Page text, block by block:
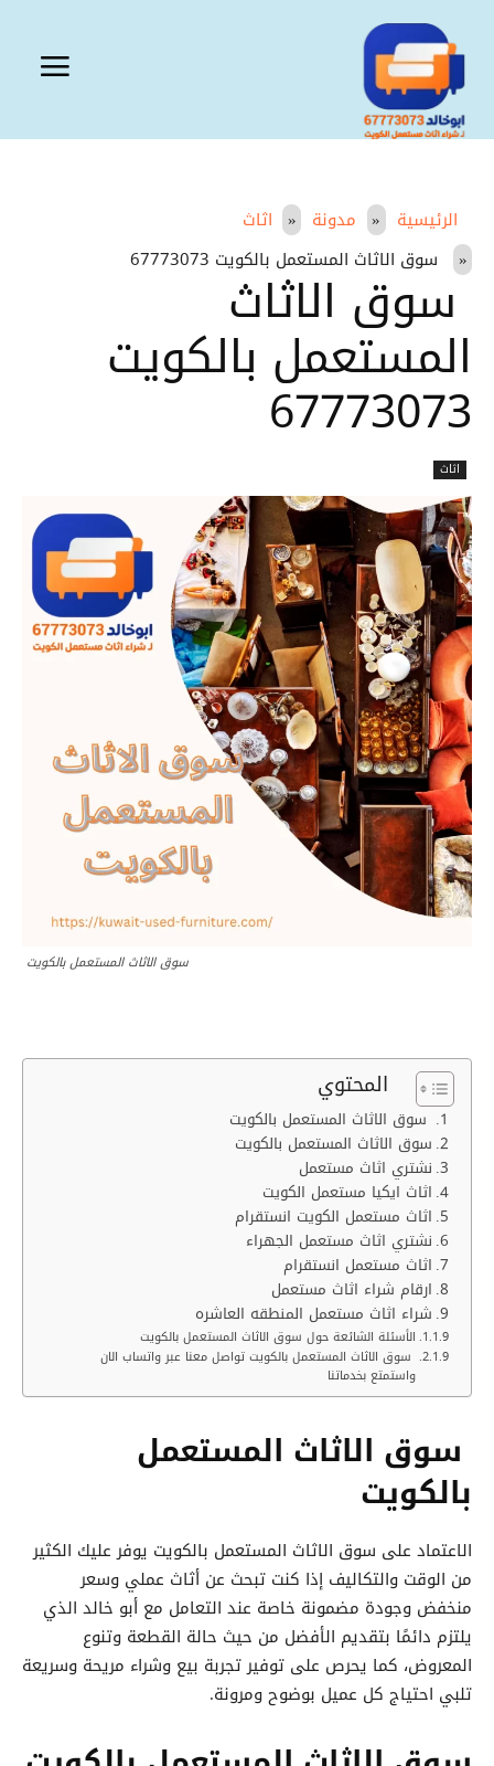
الرئيسية مدونة
اثاث
سوق الاثاث المستعمل بالكويت 67773073
سوق الاثاث
المستعمل بالكويت
67773073
اثاث
سوق الاثاث المستعمل بالكويت
المحتوي
سوق الاثاث المستعمل بالكويت
سوق الاثاث المستعمل بالكويت
نشتري اثاث مستعمل
اثاث ايكيا مستعمل الكويت
اثاث مستعمل الكويت انستقرام
نشتري اثاث مستعمل الجهراء
اثاث مستعمل انستقرام
ارقام شراء اثاث مستعمل
شراء اثاث مستعمل المنطقه العاشره
الأسئلة الشائعة حول سوق الاثاث المستعمل بالكويت
سوق الاثاث المستعمل بالكويت تواصل معنا عبر واتساب الان
واستمتع بخدماتنا
سوق الاثاث المستعمل
بالكويت
الاعتماد على سوق الاثاث المستعمل بالكويت يوفر عليك الكثير
من الوقت والتكاليف إذا كنت تبحث عن أثاث عملي وسعر
منخفض وجودة مضمونة خاصة عند التعامل مع أبو خالد الذي
يلتزم دائمًا بتقديم الأفضل من حيث حالة القطعة وتنوع
المعروض، كما يحرص على توفير تجربة بيع وشراء مريحة وسريعة
تلبي احتياج كل عميل بوضوح ومرونة.